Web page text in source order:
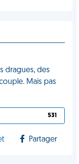
dragues, des
Mais pas
531
Partager